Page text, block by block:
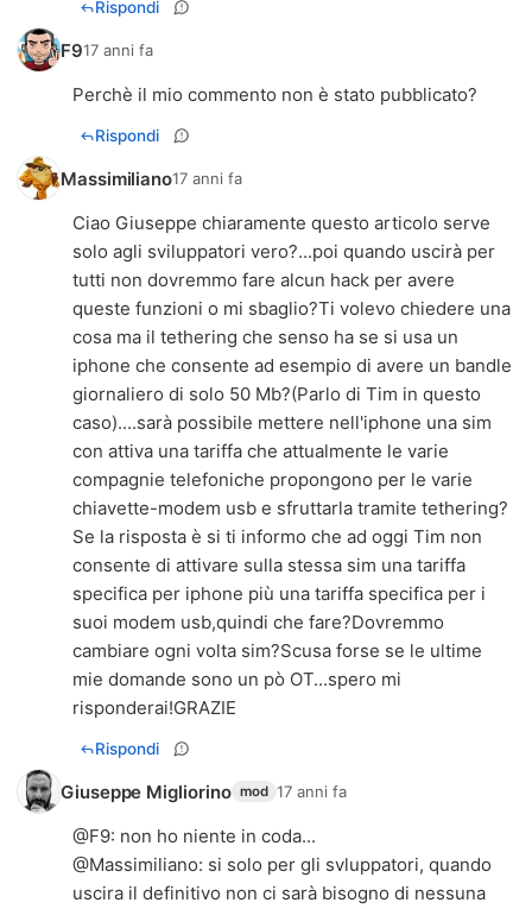
Rispondi
F917 anni fa
Perchè il mio commento non è stato pubblicato?
Rispondi
Massimiliano17 anni fa
Ciao Giuseppe chiaramente questo articolo serve
solo agli sviluppatori vero?...poi quando uscirà per
tutti non dovremmo fare alcun hack per avere
queste funzioni o mi sbaglio?Ti volevo chiedere una
cosa ma il tethering che senso ha se si usa un
iphone che consente ad esempio di avere un bandle
giornaliero di solo 50 Mb?(Parlo di Tim in questo
caso)....sarà possibile mettere nell'iphone una sim
con attiva una tariffa che attualmente le varie
compagnie telefoniche propongono per le varie
chiavette-modem usb e sfruttarla tramite tethering?
Se la risposta è si ti informo che ad oggi Tim non
consente di attivare sulla stessa sim una tariffa
specifica per iphone più una tariffa specifica per i
suoi modem usb,quindi che fare?Dovremmo
cambiare ogni volta sim?Scusa forse se le ultime
mie domande sono un pò OT...spero mi
risponderai!GRAZIE
Rispondi
Giuseppe Migliorino mod 17 anni fa
@F9: non ho niente in coda...
@Massimiliano: si solo per gli svluppatori, quando
uscira il definitivo non ci sarà bisogno di nessuna